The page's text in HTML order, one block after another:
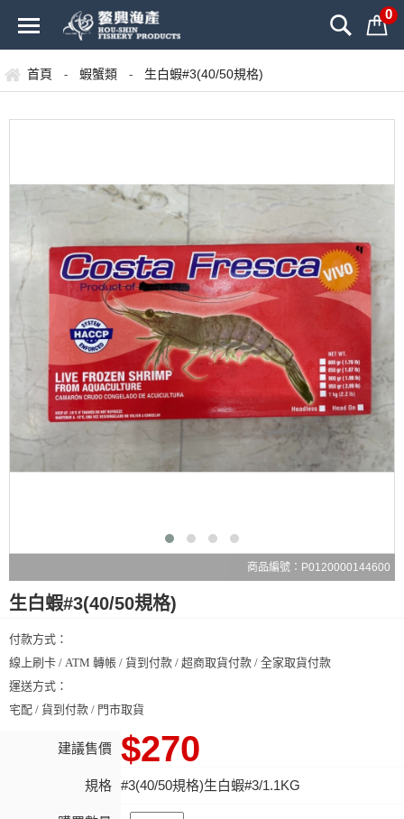
0
首頁 - 蝦蟹類 - 生白蝦#3(40/50規格)
商品編號：P0120000144600
生白蝦#3(40/50規格)
付款方式：
線上刷卡 / ATM 轉帳 / 貨到付款 / 超商取貨付款 / 全家取貨付款
運送方式：
宅配 / 貨到付款 / 門市取貨
建議售價 $270
規格 #3(40/50規格)生白蝦#3/1.1KG